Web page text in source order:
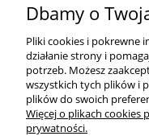
Płatności i
Informacje
O nas
Dbamy o
Pliki cookies i pokrewne
działanie strony i
potrzeb. Możesz
wszystkich tych plików i
plików do swoich
Więcej o plikach cookies
prywatności.